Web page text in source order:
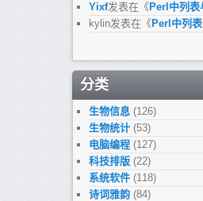
Yixf发表在《 Perl中列表
kylin发表在《 Perl中列
分类
生物信息 (126)
生物统计(53)
电脑编程(127)
科技排版(22)
系统软件(118)
诗词雅韵(84)